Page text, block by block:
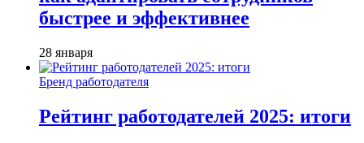
быстрее и эффективнее
28 января
Бренд работодателя
Рейтинг работодателей 2025: итоги